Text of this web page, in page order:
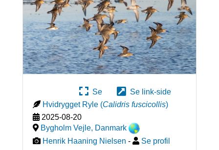
Se
Se link-side
Hvidrygget Ryle (Calidris fuscicollis)
2025-08-20
Bygholm Vejle, Danmark
Henrik Haaning Nielsen - Se profil